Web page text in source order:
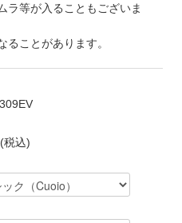
等が入ることもございま
ことがあります。
税込)